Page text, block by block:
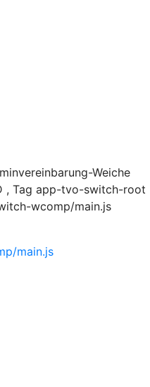
Weiche
, Tag app-tvo-switch-root
wcomp/main.js
main.js